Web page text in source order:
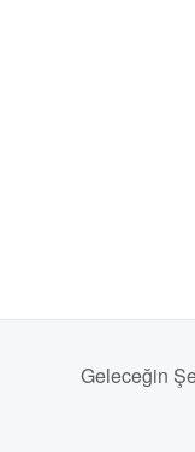
Geleceğin